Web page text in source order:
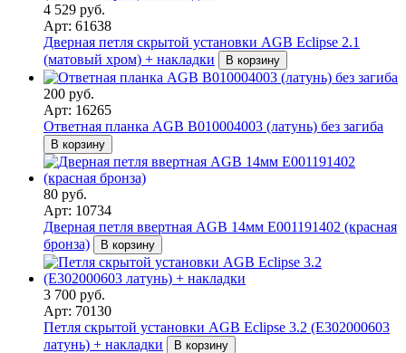
4 529 руб.
Арт: 61638
Дверная петля скрытой установки AGB Eclipse 2.1
(матовый хром) + накладки
В корзину
200 руб.
Арт: 16265
Ответная планка AGB В010004003 (латунь) без загиба
В корзину
80 руб.
Арт: 10734
Дверная петля ввертная AGB 14мм Е001191402 (красная
бронза)
В корзину
3 700 руб.
Арт: 70130
Петля скрытой установки AGB Eclipse 3.2 (Е302000603
латунь) + накладки
В корзину